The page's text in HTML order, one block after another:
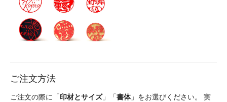
ご注文方法
ご注文の際に「印材とサイズ」「書体」をお選びください。 実